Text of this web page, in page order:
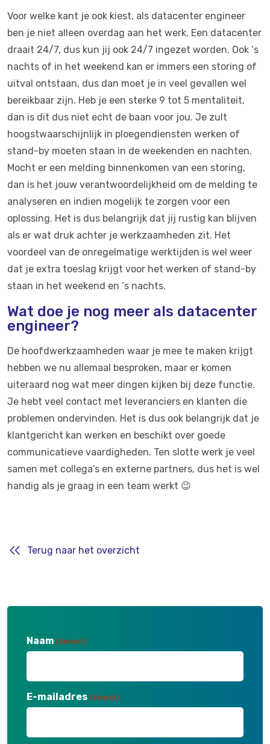
Voor welke kant je ook kiest, als datacenter engineer
ben je niet alleen overdag aan het werk. Een datacenter
draait 24/7, dus kun jij ook 24/7 ingezet worden. Ook ‘s
nachts of in het weekend kan er immers een storing of
uitval ontstaan, dus dan moet je in veel gevallen wel
bereikbaar zijn. Heb je een sterke 9 tot 5 mentaliteit,
dan is dit dus niet echt de baan voor jou. Je zult
hoogstwaarschijnlijk in ploegendiensten werken of
stand-by moeten staan in de weekenden en nachten.
Mocht er een melding binnenkomen van een storing,
dan is het jouw verantwoordelijkheid om de melding te
analyseren en indien mogelijk te zorgen voor een
oplossing. Het is dus belangrijk dat jij rustig kan blijven
als er wat druk achter je werkzaamheden zit. Het
voordeel van de onregelmatige werktijden is wel weer
dat je extra toeslag krijgt voor het werken of stand-by
staan in het weekend en ‘s nachts.
Wat doe je nog meer als datacenter
engineer?
De hoofdwerkzaamheden waar je mee te maken krijgt
hebben we nu allemaal besproken, maar er komen
uiteraard nog wat meer dingen kijken bij deze functie.
Je hebt veel contact met leveranciers en klanten die
problemen ondervinden. Het is dus ook belangrijk dat je
klantgericht kan werken en beschikt over goede
communicatieve vaardigheden. Ten slotte werk je veel
samen met collega’s en externe partners, dus het is wel
handig als je graag in een team werkt 😉
Terug naar het overzicht
Naam (Vereist)
E-mailadres (Vereist)